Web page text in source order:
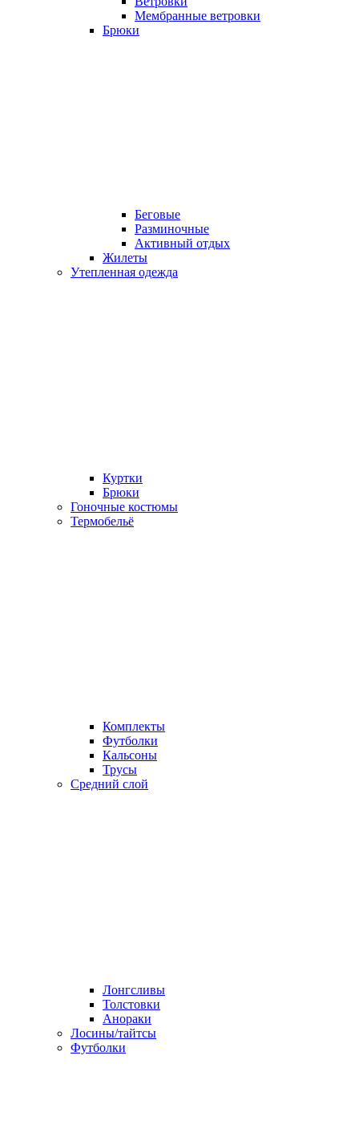
Мембранные ветровки
Брюки
Беговые
Разминочные
Активный отдых
Жилеты
Утепленная одежда
Куртки
Брюки
Гоночные костюмы
Термобельё
Комплекты
Футболки
Кальсоны
Трусы
Средний слой
Лонгсливы
Толстовки
Анораки
Лосины/тайтсы
Футболки